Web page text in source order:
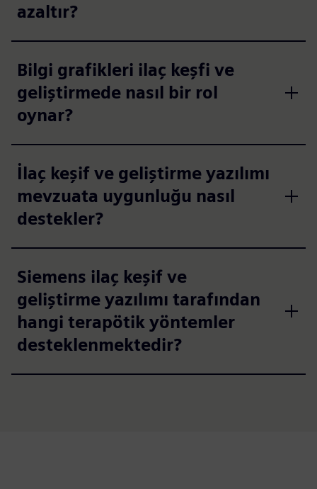
azaltır?
Bilgi grafikleri ilaç keşfi ve
geliştirmede nasıl bir rol
oynar?
İlaç keşif ve geliştirme yazılımı
mevzuata uygunluğu nasıl
destekler?
Siemens ilaç keşif ve
geliştirme yazılımı tarafından
hangi terapötik yöntemler
desteklenmektedir?